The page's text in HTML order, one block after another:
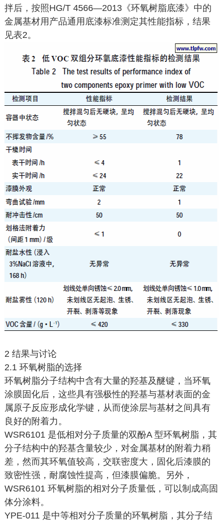
拌后，按照HG/T 4566—2013《环氧树脂底漆》中的
金属基材用产品通用底漆标准测定其性能指标，结果
见表2。
2 结果与讨论
2.1 环氧树脂的选择
环氧树脂分子结构中含有大量的羟基及醚键，当环氧
涂膜固化后，这些具有强极性的羟基与基材表面的金
属原子反应形成化学键，从而使涂层与基材之间具有
良好的附着力。
WSR6101 是低相对分子质量的双酚A 型环氧树脂，其
分子结构中的羟基含量较少，对金属基材的附着力稍
差，然而其环氧值较高，交联密度大，固化后漆膜的
致密性强，耐腐蚀性提高，但漆膜偏脆。另外，
WSR6101 环氧树脂的相对分子质量低，可以制成高固
体分涂料。
YPE-011 是中等相对分子质量的环氧树脂，其分子结